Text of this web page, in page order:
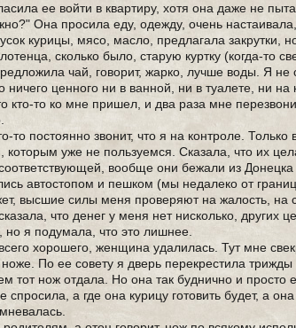
ее войти в квартиру, хотя она даже не
Она просила еду, одежду, очень
курицы, мясо, масло, предлагала закрутки,
сколько было, старую куртку (когда-то
чай, говорит, жарко, лучше воды. Я не
ценного ни в ванной, ни в туалете, ни на
кто-то ко мне пришел, и два раза мне
постоянно звонит, что я на контроле.
которым уже не пользуемся. Сказала, что их
вообще они бежали из
автостопом и пешком (мы недалеко от
высшие силы меня проверяют на жалость,
что денег у меня нет нисколько, других
но я подумала, что это лишнее.
хорошего, женщина удалилась. Тут мне
По ее совету я дверь перекрестила
тот нож отдала. Но она так буднично и просто
а где она курицу готовить будет, а